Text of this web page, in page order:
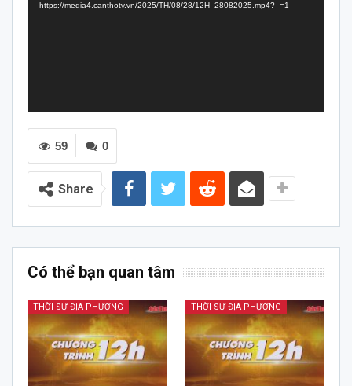
https://media4.canthotv.vn/2025/TH/08/28/12H_28082025.mp4?_=1
0
59
Share
Có thể bạn quan tâm
THỜI SỰ ĐỊA PHƯƠNG THỜI SỰ ĐỊA PHƯƠNG